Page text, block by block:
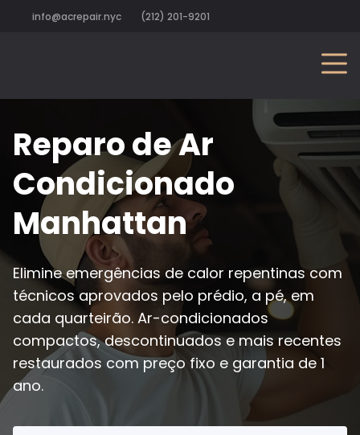
info@acrepair.nyc (212) 201-9201
Reparo de Ar
Condicionado
Manhattan
Elimine emergências de calor repentinas com
técnicos aprovados pelo prédio, a pé, em
cada quarteirão. Ar-condicionados
compactos, descontinuados e mais recentes
restaurados com preço fixo e garantia de 1
ano.